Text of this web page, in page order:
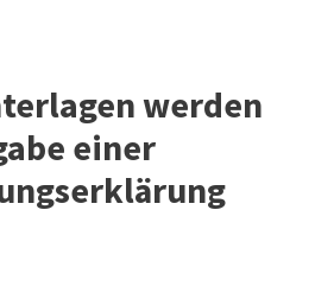
werden
einer